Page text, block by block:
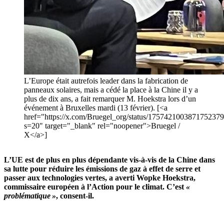
L’Europe était autrefois leader dans la fabrication de
panneaux solaires, mais a cédé la place à la Chine il y a
plus de dix ans, a fait remarquer M. Hoekstra lors d’un
événement à Bruxelles mardi (13 février). [<a
href="https://x.com/Bruegel_org/status/
s=20" target="_blank" rel="noopener">Bruegel /
X</a>]
L’UE est de plus en plus dépendante vis-à-vis de la Chine dans
sa lutte pour réduire les émissions de gaz à effet de serre et
passer aux technologies vertes, a averti Wopke Hoekstra,
commissaire européen à l’Action pour le climat. C’est «
problématique », consent-il.